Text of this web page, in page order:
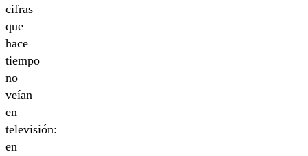
cifras
que
hace
tiempo
no
veían
en
televisión:
en